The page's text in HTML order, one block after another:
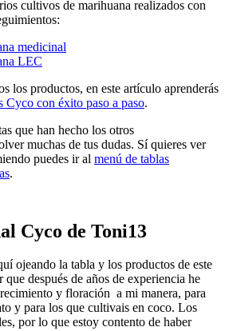
cultivos de marihuana realizados con
medicinal
LEC
los productos, en este artículo aprenderás
Cyco con éxito paso a paso.
que han hecho los otros
muchas de tus dudas. Sí quieres ver
puedes ir al menú de tablas
.
Cyco de Toni13
ojeando la tabla y los productos de este
después de años de experiencia he
y floración a mi manera, para
y para los que cultivais en coco. Los
por lo que estoy contento de haber